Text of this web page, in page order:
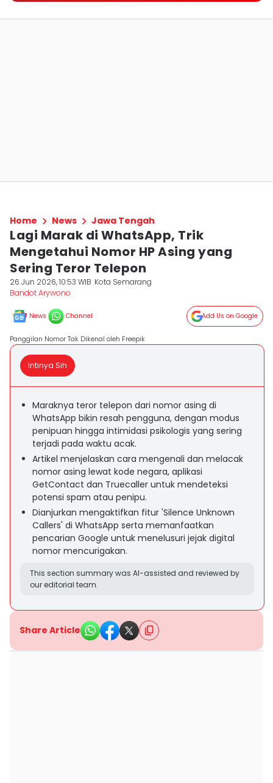
Home News Jawa Tengah
Lagi Marak di WhatsApp, Trik
Mengetahui Nomor HP Asing yang
Sering Teror Telepon
26 Jun 2026, 10:53 WIB Kota Semarang
Bandot Arywono
News Channel Add Us on Google
Panggilan Nomor Tak Dikenal oleh Freepik
Intinya Sih
Maraknya teror telepon dari nomor asing di
WhatsApp bikin resah pengguna, dengan modus
penipuan hingga intimidasi psikologis yang sering
terjadi pada waktu acak.
Artikel menjelaskan cara mengenali dan melacak
nomor asing lewat kode negara, aplikasi
GetContact dan Truecaller untuk mendeteksi
potensi spam atau penipu.
Dianjurkan mengaktifkan fitur 'Silence Unknown
Callers' di WhatsApp serta memanfaatkan
pencarian Google untuk menelusuri jejak digital
nomor mencurigakan.
This section summary was AI-assisted and reviewed by
our editorial team.
Share Article